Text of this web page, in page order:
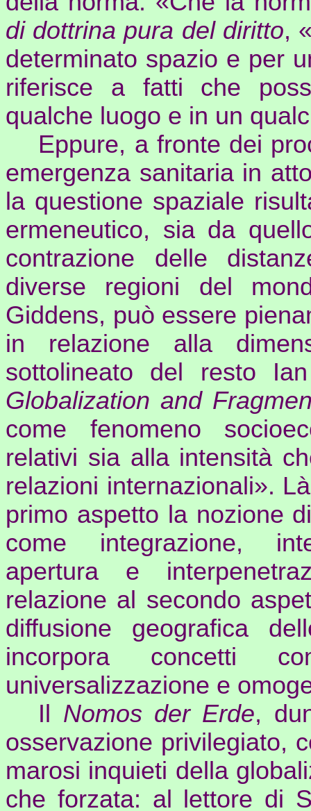
di dottrina pura del diritto,
determinato spazio e per
riferisce a fatti che
qualche luogo e in un
Eppure, a fronte dei
emergenza sanitaria in
la questione spaziale
ermeneutico, sia da
contrazione delle
diverse regioni del
Giddens, può essere
in relazione alla
sottolineato del resto Ian
Globalization and
come fenomeno
relativi sia alla intensità
relazioni internazionali».
primo aspetto la nozione
come integrazione,
apertura e
relazione al secondo
diffusione geografica
incorpora concetti
universalizzazione e
Il Nomos der Erde,
osservazione privilegiato,
marosi inquieti della
che forzata: al lettore di